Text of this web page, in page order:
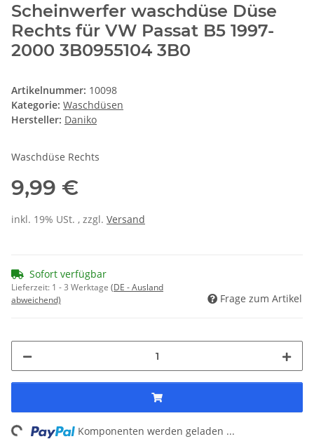
Scheinwerfer waschdüse Düse
Rechts für VW Passat B5 1997-
2000 3B0955104 3B0
Artikelnummer: 10098
Kategorie: Waschdüsen
Hersteller: Daniko
Waschdüse Rechts
9,99 €
inkl. 19% USt. , zzgl. Versand
Sofort verfügbar
Lieferzeit: 1 - 3 Werktage (DE - Ausland
abweichend)
Frage zum Artikel
Komponenten werden geladen ...